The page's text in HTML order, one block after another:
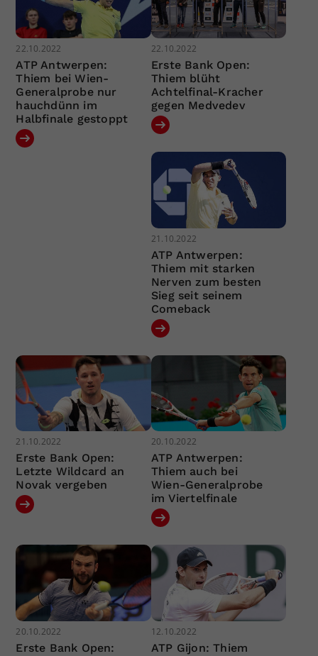
22.10.2022
ATP Antwerpen:
Thiem bei Wien-
Generalprobe nur
hauchdünn im
Halbfinale gestoppt
22.10.2022
Erste Bank Open:
Thiem blüht
Achtelfinal-Kracher
gegen Medvedev
21.10.2022
ATP Antwerpen:
Thiem mit starken
Nerven zum besten
Sieg seit seinem
Comeback
21.10.2022
Erste Bank Open:
Letzte Wildcard an
Novak vergeben
20.10.2022
ATP Antwerpen:
Thiem auch bei
Wien-Generalprobe
im Viertelfinale
20.10.2022
Erste Bank Open:
12.10.2022
ATP Gijon: Thiem